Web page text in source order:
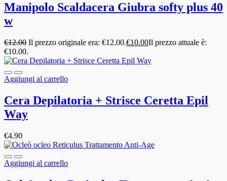
Manipolo Scaldacera Giubra softy plus 40
w
€12.00 Il prezzo originale era: €12.00.€10.00Il prezzo attuale è:
€10.00.
Aggiungi al carrello
Cera Depilatoria + Strisce Ceretta Epil
Way
€4.90
Aggiungi al carrello